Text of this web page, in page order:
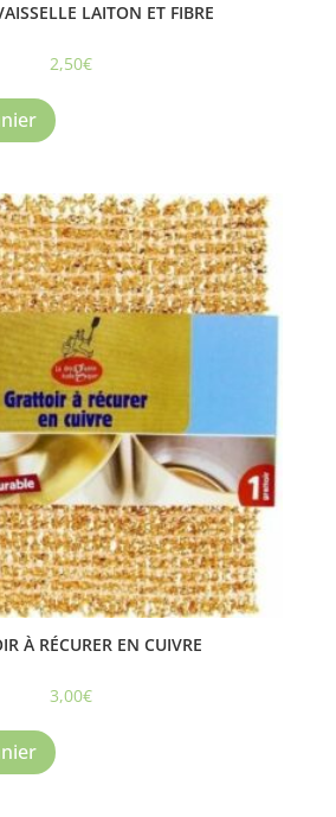
LAITON ET FIBRE
2,50€
À RÉCURER EN CUIVRE
3,00€